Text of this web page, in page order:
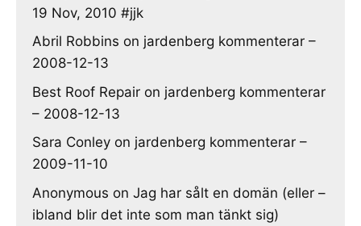
19 Nov, 2010 #jjk
Abril Robbins on jardenberg kommenterar –
2008-12-13
Best Roof Repair on jardenberg kommenterar
– 2008-12-13
Sara Conley on jardenberg kommenterar –
2009-11-10
Anonymous on Jag har sålt en domän (eller –
ibland blir det inte som man tänkt sig)